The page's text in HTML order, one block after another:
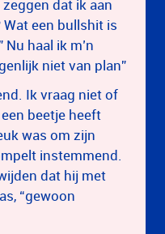
dat ik aan
een bullshit is
haal ik m’n
niet van plan”
Ik vraag niet of
beetje heeft
was om zijn
instemmend.
dat hij met
“gewoon